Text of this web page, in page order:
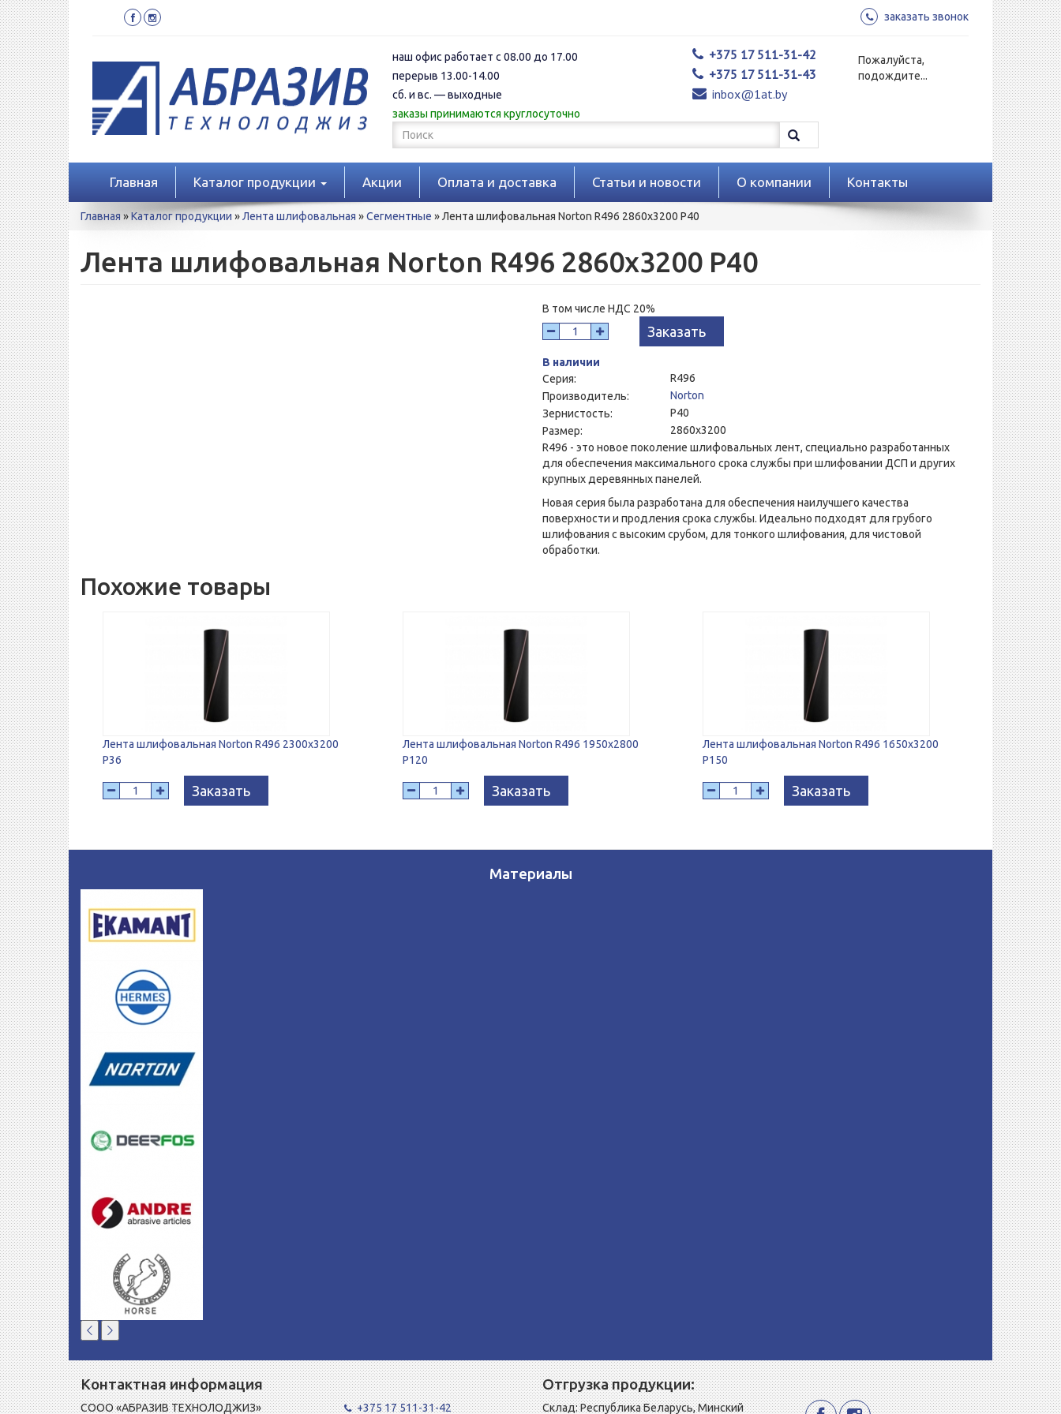
Перейти
к
основному
содержанию
заказать звонок
наш офис работает с 08.00 до 17.00
перерыв 13.00-14.00
сб. и вс. — выходные
заказы принимаются круглосуточно
+375 17 511-31-42
+375 17 511-31-43
inbox@1at.by
Пожалуйста,
подождите...
Форма
поиска
Поиск
Главная Каталог продукции Акции Оплата и доставка Статьи и новости О компании Контакты
Вы
Главная »Каталог продукции »Лента шлифовальная »Сегментные »Лента шлифовальная Norton R496 2860x3200 P40
Лента шлифовальная Norton R496 2860x3200 P40
В том числе НДС 20%
Заказать
В наличии
Серия:
R496
Производитель:
Norton
Зернистость:
P40
Размер:
2860x3200
R496 - это новое поколение шлифовальных лент, специально разработанных
для обеспечения максимального срока службы при шлифовании ДСП и других
крупных деревянных панелей.
Новая серия была разработана для обеспечения наилучшего качества
поверхности и продления срока службы. Идеально подходят для грубого
шлифования с высоким срубом, для тонкого шлифования, для чистовой
обработки.
Похожие товары
Лента шлифовальная Norton R496 2300x3200
P36
Заказать
Лента шлифовальная Norton R496 1950x2800
P120
Заказать
Лента шлифовальная Norton R496 1650x3200
P150
Заказать
Материалы
Контактная информация
СООО «АБРАЗИВ ТЕХНОЛОДЖИЗ» +375 17 511-31-42
Отгрузка продукции:
Склад: Республика Беларусь, Минский